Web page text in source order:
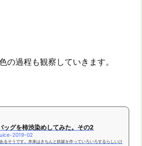
の過程も観察していきます。
ッグを柿渋染めしてみた。その2
2019-02
るそうです。本来はきちんと鉄媒を作っていろいろするらしいけ